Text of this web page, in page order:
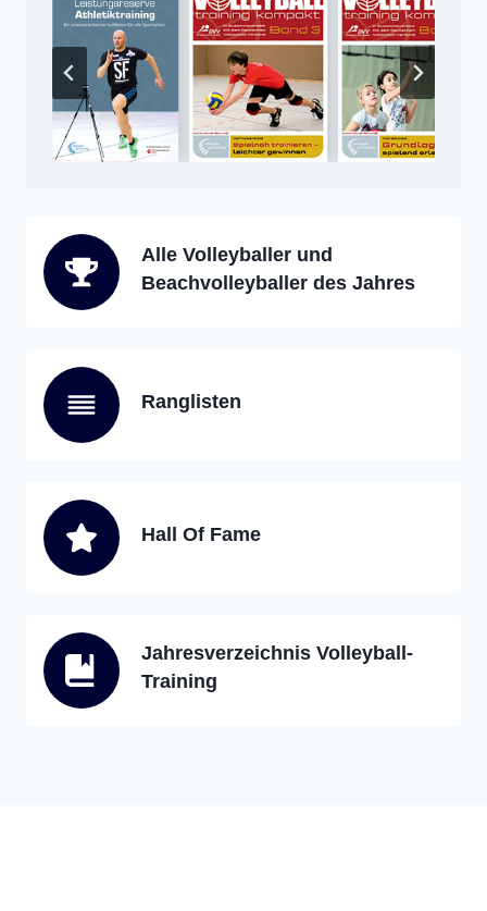
Alle Volleyballer und
Beachvolleyballer des Jahres
Ranglisten
Hall Of Fame
Jahresverzeichnis Volleyball-
Training